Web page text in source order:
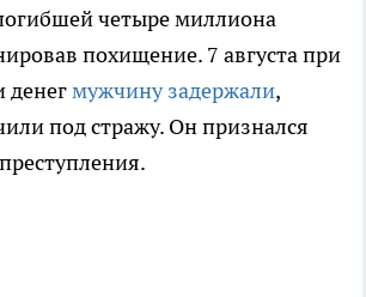
четыре миллиона
похищение. 7 августа при
денегмужчину задержали,
под стражу. Он признался